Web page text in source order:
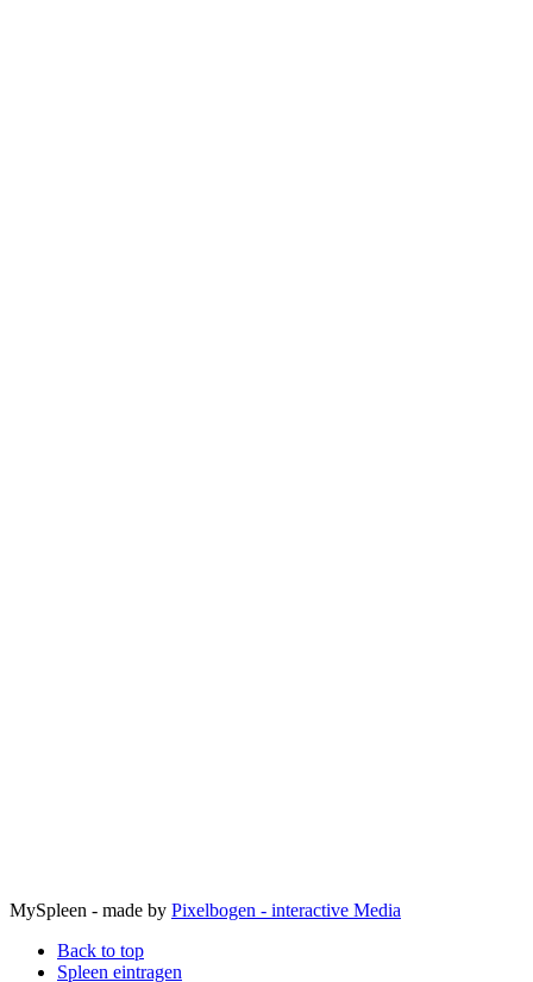
MySpleen - made by Pixelbogen - interactive Media
Back to top
Spleen eintragen